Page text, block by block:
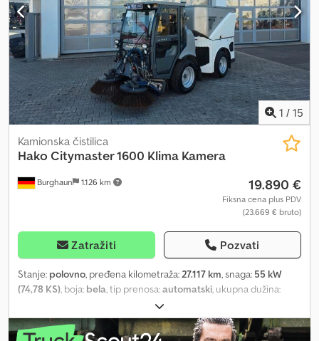
1 / 15
Burghaun 1.126 km
Kamionska čistilica
HakoCitymaster 1600 Klima Kamera
19.890 €
Fiksna cena plus PDV
(23.669 € bruto)
Zatražiti Pozvati
Stanje: polovno, pređena kilometraža:27.117 km, snaga: 55 kW
(74,78 KS), boja: bela, tip prenosa:automatski, ukupna dužina:
12.560 mm
Oprema:klima uređaj, servo upravljač, Za sve informacije u vezi
sa vozilom, kontaktirajte gospodina Zajdela (na telefonu: ...). Hako